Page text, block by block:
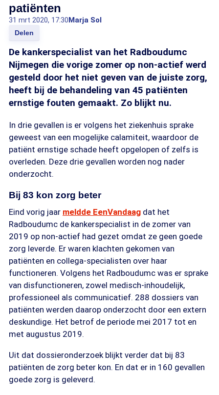
patiënten
31 mrt 2020, 17:30Marja Sol
Delen
De kankerspecialist van het Radboudumc
Nijmegen die vorige zomer op non-actief werd
gesteld door het niet geven van de juiste zorg,
heeft bij de behandeling van 45 patiënten
ernstige fouten gemaakt. Zo blijkt nu.
In drie gevallen is er volgens het ziekenhuis sprake
geweest van een mogelijke calamiteit, waardoor de
patiënt ernstige schade heeft opgelopen of zelfs is
overleden. Deze drie gevallen worden nog nader
onderzocht.
Bij 83 kon zorg beter
Eind vorig jaar meldde EenVandaag dat het
Radboudumc de kankerspecialist in de zomer van
2019 op non-actief had gezet omdat ze geen goede
zorg leverde. Er waren klachten gekomen van
patiënten en collega-specialisten over haar
functioneren. Volgens het Radboudumc was er sprake
van disfunctioneren, zowel medisch-inhoudelijk,
professioneel als communicatief. 288 dossiers van
patiënten werden daarop onderzocht door een extern
deskundige. Het betrof de periode mei 2017 tot en
met augustus 2019.
Uit dat dossieronderzoek blijkt verder dat bij 83
patiënten de zorg beter kon. En dat er in 160 gevallen
goede zorg is geleverd.